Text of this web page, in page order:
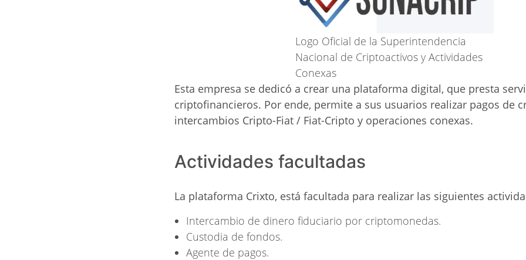
Logo Oficial de la Superintendencia
Nacional de Criptoactivos y Actividades
Conexas
Esta empresa se dedicó a crear una plataforma digital, que presta
criptofinancieros. Por ende, permite a sus usuarios realizar pagos de
intercambios Cripto-Fiat / Fiat-Cripto y operaciones conexas.
Actividades facultadas
La plataforma Crixto, está facultada para realizar las siguientes
Intercambio de dinero fiduciario por criptomonedas.
Custodia de fondos.
Agente de pagos.